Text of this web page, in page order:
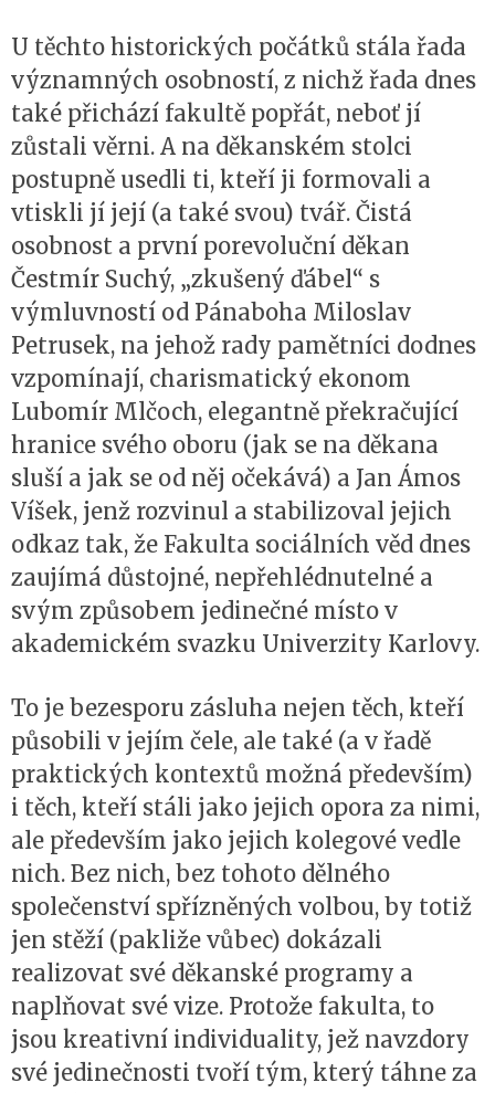
U těchto historických počátků stála řada
významných osobností, z nichž řada dnes
také přichází fakultě popřát, neboť jí
zůstali věrni. A na děkanském stolci
postupně usedli ti, kteří ji formovali a
vtiskli jí její (a také svou) tvář. Čistá
osobnost a první porevoluční děkan
Čestmír Suchý, „zkušený ďábel“ s
výmluvností od Pánaboha Miloslav
Petrusek, na jehož rady pamětníci dodnes
vzpomínají, charismatický ekonom
Lubomír Mlčoch, elegantně překračující
hranice svého oboru (jak se na děkana
sluší a jak se od něj očekává) a Jan Ámos
Víšek, jenž rozvinul a stabilizoval jejich
odkaz tak, že Fakulta sociálních věd dnes
zaujímá důstojné, nepřehlédnutelné a
svým způsobem jedinečné místo v
akademickém svazku Univerzity Karlovy.
To je bezesporu zásluha nejen těch, kteří
působili v jejím čele, ale také (a v řadě
praktických kontextů možná především)
i těch, kteří stáli jako jejich opora za nimi,
ale především jako jejich kolegové vedle
nich. Bez nich, bez tohoto dělného
společenství spřízněných volbou, by totiž
jen stěží (pakliže vůbec) dokázali
realizovat své děkanské programy a
naplňovat své vize. Protože fakulta, to
jsou kreativní individuality, jež navzdory
své jedinečnosti tvoří tým, který táhne za